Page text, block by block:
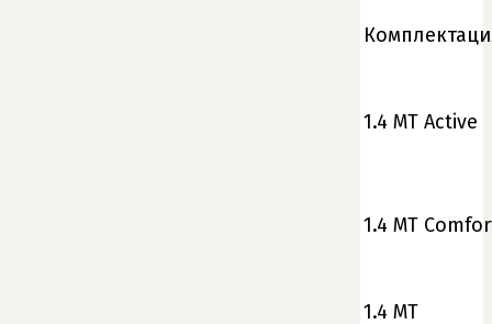
1.4 MT Active
1.4 MT
1.4 MT